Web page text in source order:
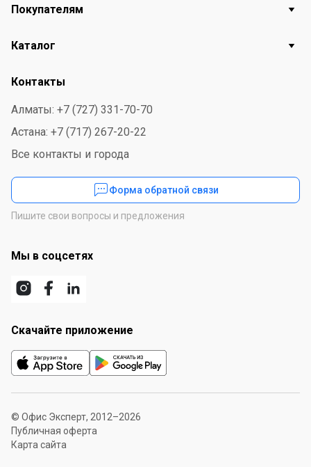
Покупателям
Каталог
Контакты
Алматы: +7 (727) 331-70-70
Астана: +7 (717) 267-20-22
Все контакты и города
Форма обратной связи
Пишите свои вопросы и предложения
Мы в соцсетях
Скачайте приложение
© Офис Эксперт, 2012–2026
Публичная оферта
Карта сайта